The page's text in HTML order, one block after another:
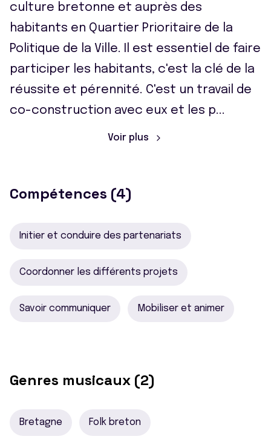
culture bretonne et auprès des
habitants en Quartier Prioritaire de la
Politique de la Ville. Il est essentiel de faire
participer les habitants, c'est la clé de la
réussite et pérennité. C'est un travail de
co-construction avec eux et les p...
Voir plus
Compétences (4)
Initier et conduire des partenariats
Coordonner les différents projets
Savoir communiquer Mobiliser et animer
Genres musicaux (2)
Bretagne Folk breton